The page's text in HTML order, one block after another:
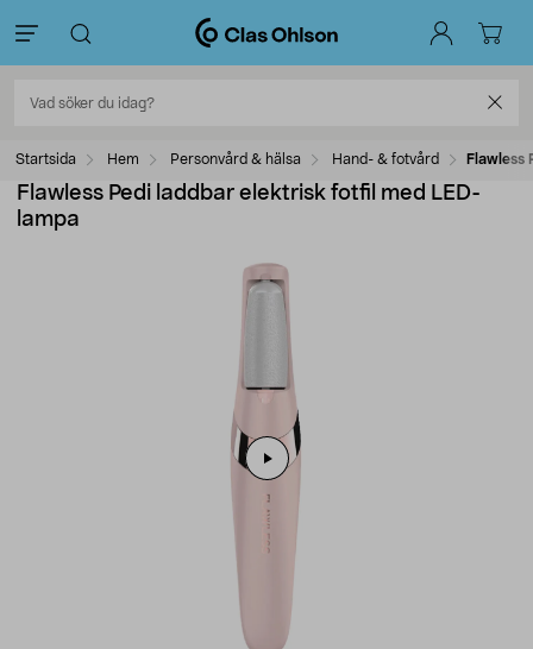
Startsida Hem Personvård & hälsa Hand- & fotvård Flawless
Flawless Pedi laddbar elektrisk fotfil med LED-
lampa